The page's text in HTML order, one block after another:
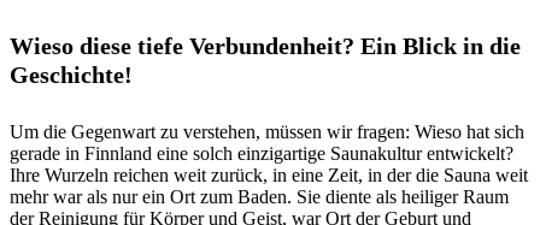
Wieso diese tiefe Verbundenheit? Ein Blick in die
Geschichte!
Um die Gegenwart zu verstehen, müssen wir fragen: Wieso hat sich
gerade in Finnland eine solch einzigartige Saunakultur entwickelt?
Ihre Wurzeln reichen weit zurück, in eine Zeit, in der die Sauna weit
mehr war als nur ein Ort zum Baden. Sie diente als heiliger Raum
der Reinigung für Körper und Geist, war Ort der Geburt und